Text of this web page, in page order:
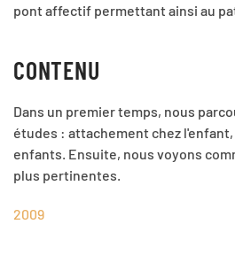
pont affectif permettant ainsi au
CONTENU
Dans un premier temps, nous
études : attachement chez
enfants. Ensuite, nous voyons
plus pertinentes.
2009